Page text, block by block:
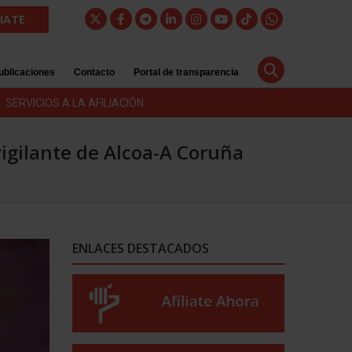
Contacto Portal de transparencia
SERVICIOS A LA AFILIACIÓN
de Alcoa-A Coruña
ENLACES DESTACADOS